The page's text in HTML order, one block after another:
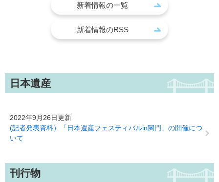
新着情報の一覧
新着情報のRSS
日本遺産
2022年9月26日更新
(記者発表資料）「日本遺産フェスティバルin関門」の開催につ
いて
刊行物